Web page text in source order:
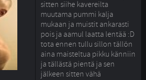
sitten siihe kavereilta
muutama pummi kalja
mukaan ja muistit ankarasti
pois ja aamul laatta lentää :D
tota ennen tullu sillon tällön
aina maisteltua pikku känniin
ja tällästä pientä ja sen
jälkeen sitten vähä